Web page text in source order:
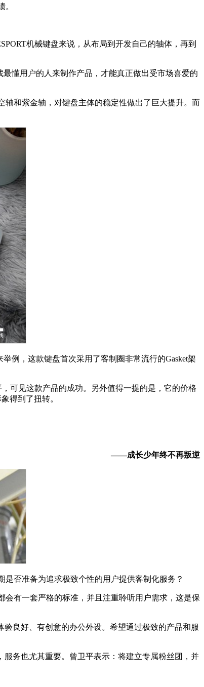
机械键盘来说，从布局到开发自己的轴体，再到
懂用户的人来制作产品，才能真正做出受市场喜爱的
和紫金轴，对键盘主体的稳定性做出了巨大提升。而
例，这款键盘首次采用了客制圈非常流行的Gasket架
可见这款产品的成功。另外值得一提的是，它的价格
得到了扭转。
——成长少年终不再叛逆
否准备为追求极致个性的用户提供客制化服务？
有一套严格的标准，并且注重聆听用户需求，这是保
良好、有创意的办公外设。希望通过极致的产品和服
务也尤其重要。曾卫平表示：将建立专属粉丝团，并